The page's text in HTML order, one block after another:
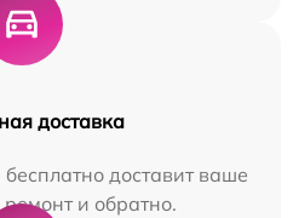
доставка
доставит ваше
ремонт и обратно.